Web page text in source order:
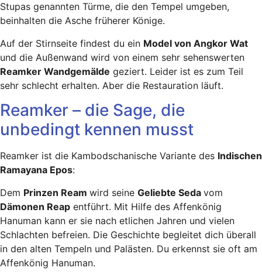
Stupas genannten Türme, die den Tempel umgeben,
beinhalten die Asche früherer Könige.
Auf der Stirnseite findest du ein Model von Angkor Wat
und die Außenwand wird von einem sehr sehenswerten
Reamker Wandgemälde geziert. Leider ist es zum Teil
sehr schlecht erhalten. Aber die Restauration läuft.
Reamker – die Sage, die
unbedingt kennen musst
Reamker ist die Kambodschanische Variante des Indischen
Ramayana Epos:
Dem Prinzen Ream wird seine Geliebte Seda vom
Dämonen Reap entführt. Mit Hilfe des Affenkönig
Hanuman kann er sie nach etlichen Jahren und vielen
Schlachten befreien. Die Geschichte begleitet dich überall
in den alten Tempeln und Palästen. Du erkennst sie oft am
Affenkönig Hanuman.